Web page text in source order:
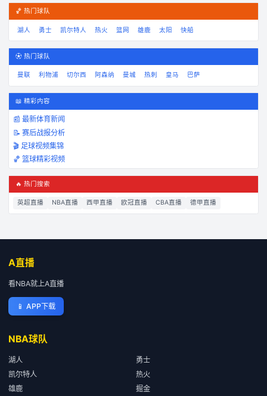
🏀 热门球队
湖人 勇士 凯尔特人 热火 篮网 雄鹿 太阳 快船
⚽ 热门球队
曼联 利物浦 切尔西 阿森纳 曼城 热刺 皇马 巴萨
📖 精彩内容
📰 最新体育新闻
📝 赛后战报分析
🎬 足球视频集锦
🏀 篮球精彩视频
🔥 热门搜索
英超直播 NBA直播 西甲直播 欧冠直播 CBA直播 德甲直播
A直播
看NBA就上A直播
📱 APP下载
NBA球队
湖人
勇士
凯尔特人
热火
雄鹿
掘金